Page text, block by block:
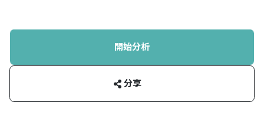
開始分析
分享